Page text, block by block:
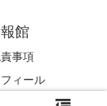
館
事項
ィール